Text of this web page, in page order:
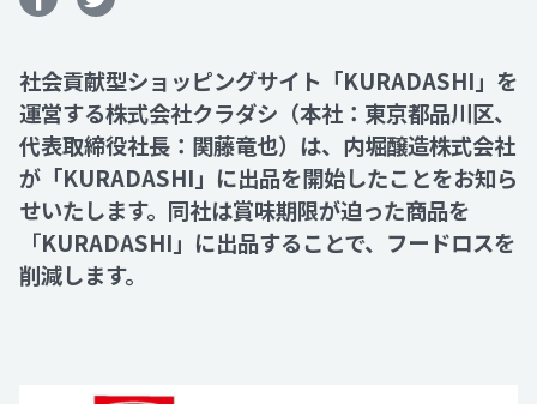
News
Recruit
Contact
社会貢献型ショッピングサイト「KURADASHI」を
運営する株式会社クラダシ（本社：東京都品川区、
代表取締役社長：関藤竜也）は、内堀醸造株式会社
が「KURADASHI」に出品を開始したことをお知ら
せいたします。同社は賞味期限が迫った商品を
「KURADASHI」に出品することで、フードロスを
削減します。